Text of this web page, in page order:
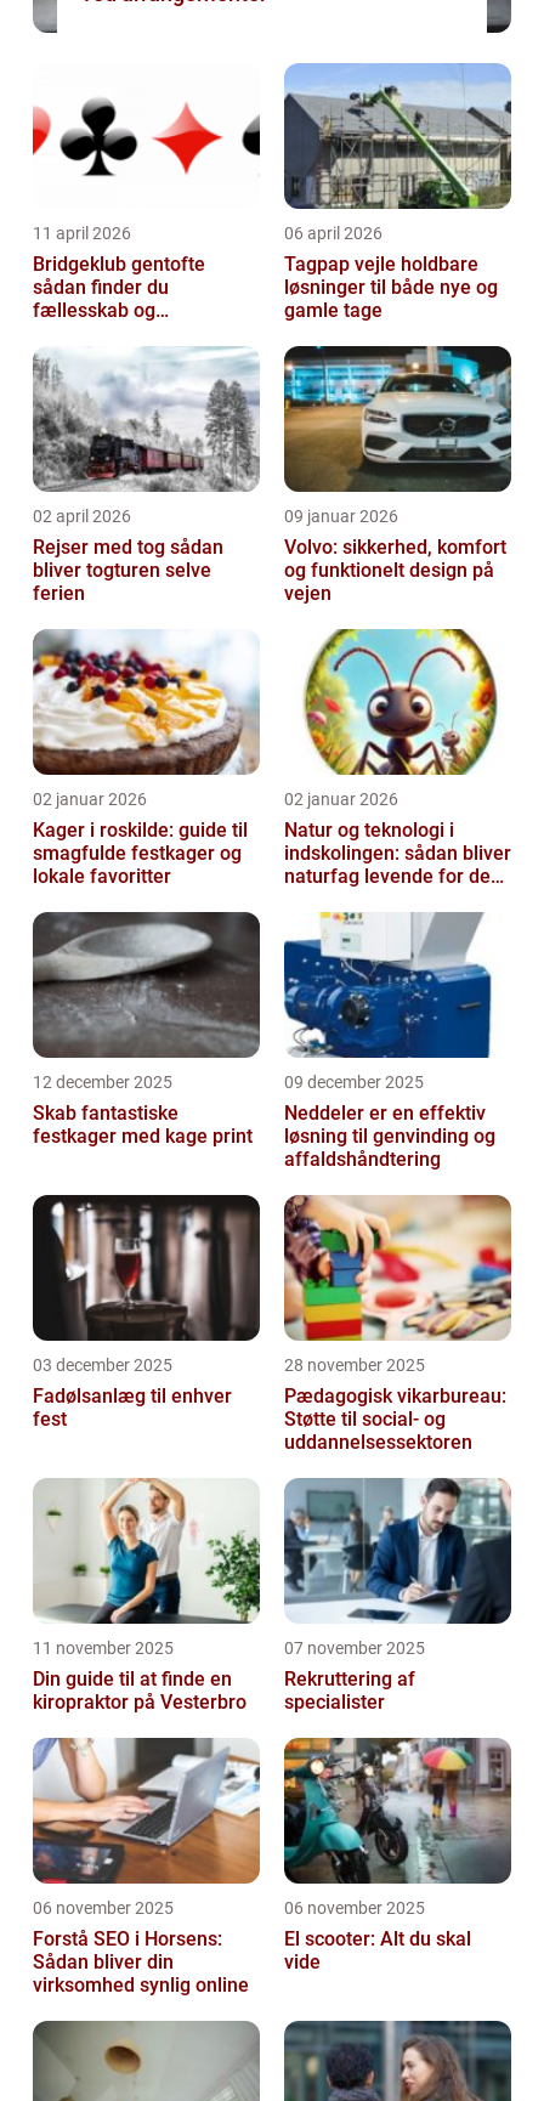
11 april 2026
Bridgeklub gentofte
sådan finder du
fællesskab og
06 april 2026
Tagpap vejle holdbare
løsninger til både nye og
gamle tage
02 april 2026
Rejser med tog sådan
bliver togturen selve
ferien
09 januar 2026
Volvo: sikkerhed, komfort
og funktionelt design på
vejen
02 januar 2026
Kager i roskilde: guide til
smagfulde festkager og
lokale favoritter
02 januar 2026
Natur og teknologi i
indskolingen: sådan bliver
naturfag levende for de
12 december 2025
Skab fantastiske
festkager med kage print
09 december 2025
Neddeler er en effektiv
løsning til genvinding og
affaldshåndtering
03 december 2025
Fadølsanlæg til enhver
fest
28 november 2025
Pædagogisk vikarbureau:
Støtte til social- og
uddannelsessektoren
11 november 2025
Din guide til at finde en
kiropraktor på Vesterbro
07 november 2025
Rekruttering af
specialister
06 november 2025
Forstå SEO i Horsens:
Sådan bliver din
virksomhed synlig online
06 november 2025
El scooter: Alt du skal
vide